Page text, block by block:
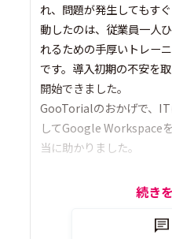
れ、問題が発生してもす
動したのは、従業員一人
れるための手厚いトレー
です。導入初期の不安を
開始できました。
GooTorialのおかげで、
してGoogle Workspace
当に助かりました。
続き